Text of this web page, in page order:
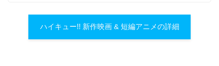
ハイキュー!! 新作映画 & 短編アニメの詳細